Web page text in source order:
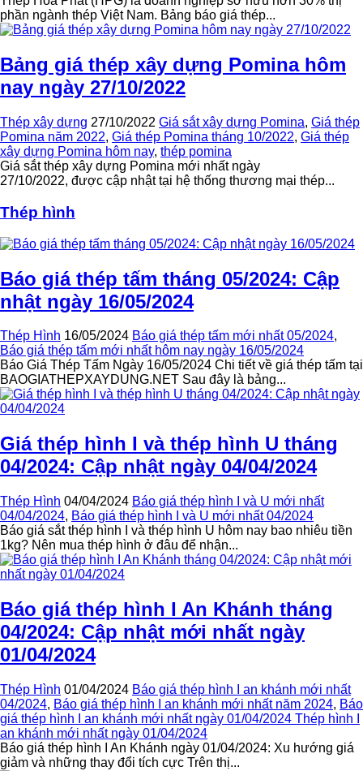
phần ngành thép Việt Nam. Bảng báo giá thép...
Bảng giá thép xây dựng Pomina hôm
nay ngày 27/10/2022
Thép xây dựng 27/10/2022 Giá sắt xây dựng Pomina, Giá thép
Pomina năm 2022, Giá thép Pomina tháng 10/2022, Giá thép
xây dựng Pomina hôm nay, thép pomina
Giá sắt thép xây dựng Pomina mới nhất ngày
27/10/2022, được cập nhật tại hệ thống thương mại thép...
Thép hình
Báo giá thép tấm tháng 05/2024: Cập
nhật ngày 16/05/2024
Thép Hình 16/05/2024 Báo giá thép tấm mới nhất 05/2024,
Báo giá thép tấm mới nhất hôm nay ngày 16/05/2024
Báo Giá Thép Tấm Ngày 16/05/2024 Chi tiết về giá thép tấm tại
BAOGIATHEPXAYDUNG.NET Sau đây là bảng...
Giá thép hình I và thép hình U tháng
04/2024: Cập nhật ngày 04/04/2024
Thép Hình 04/04/2024 Báo giá thép hình I và U mới nhất
04/04/2024, Báo giá thép hình I và U mới nhất 04/2024
Báo giá sắt thép hình I và thép hình U hôm nay bao nhiêu tiền
1kg? Nên mua thép hình ở đâu để nhận...
Báo giá thép hình I An Khánh tháng
04/2024: Cập nhật mới nhất ngày
01/04/2024
Thép Hình 01/04/2024 Báo giá thép hình I an khánh mới nhất
04/2024, Báo giá thép hình I an khánh mới nhất năm 2024, Báo
giá thép hình I an khánh mới nhất ngày 01/04/2024 Thép hình I
an khánh mới nhất ngày 01/04/2024
Báo giá thép hình I An Khánh ngày 01/04/2024: Xu hướng giá
giảm và những thay đổi tích cực Trên thị...